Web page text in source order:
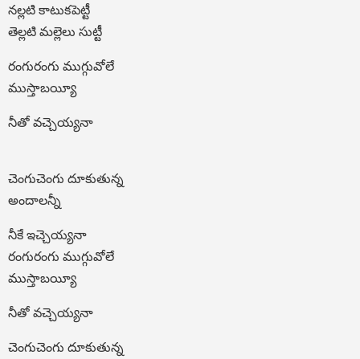
నల్లటి కాటుకపెట్టీ
తెల్లటి మల్లెలు సుట్టీ
రంగురంగు ముగ్గువోలే
ముస్తాబయ్యీ
నీతో వచ్చెయ్యనా
చెంగుచెంగు దూకుతున్న
అందాలన్నీ
నీకే ఇచ్చెయ్యనా
రంగురంగు ముగ్గువోలే
ముస్తాబయ్యీ
నీతో వచ్చెయ్యనా
చెంగుచెంగు దూకుతున్న